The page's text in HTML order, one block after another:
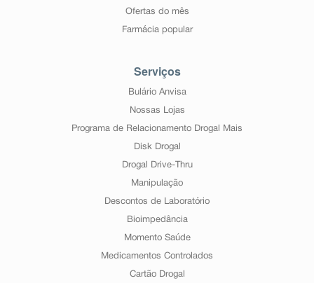
Ofertas do mês
Farmácia popular
Serviços
Bulário Anvisa
Nossas Lojas
Programa de Relacionamento Drogal Mais
Disk Drogal
Drogal Drive-Thru
Manipulação
Descontos de Laboratório
Bioimpedância
Momento Saúde
Medicamentos Controlados
Cartão Drogal